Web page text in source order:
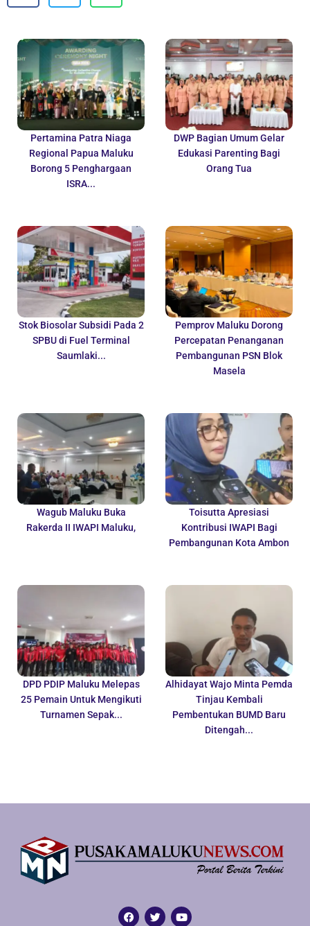
Pertamina Patra Niaga
Regional Papua Maluku
Borong 5 Penghargaan
ISRA...
DWP Bagian Umum Gelar
Edukasi Parenting Bagi
Orang Tua
Stok Biosolar Subsidi Pada 2
SPBU di Fuel Terminal
Saumlaki...
Pemprov Maluku Dorong
Percepatan Penanganan
Pembangunan PSN Blok
Masela
Wagub Maluku Buka
Rakerda II IWAPI Maluku,
Toisutta Apresiasi
Kontribusi IWAPI Bagi
Pembangunan Kota Ambon
DPD PDIP Maluku Melepas
25 Pemain Untuk Mengikuti
Turnamen Sepak...
Alhidayat Wajo Minta Pemda
Tinjau Kembali
Pembentukan BUMD Baru
Ditengah...